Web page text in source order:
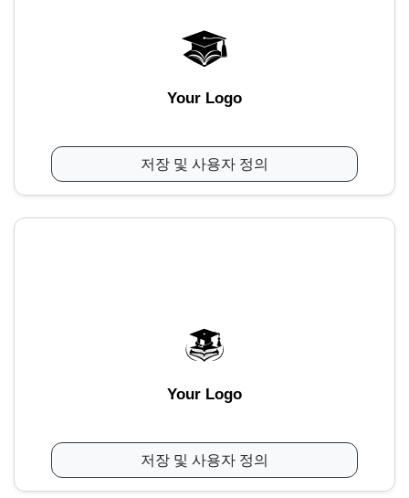
Your Logo
저장 및 사용자 정의
Your Logo
저장 및 사용자 정의